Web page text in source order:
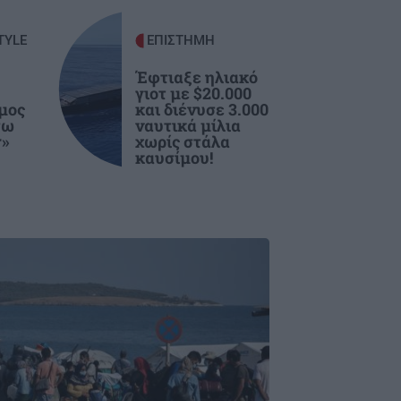
ΕΠΙΣΤΗΜΗ
Έφτιαξε ηλιακό
γιοτ με $20.000
και διένυσε 3.000
ναυτικά μίλια
χωρίς στάλα
καυσίμου!